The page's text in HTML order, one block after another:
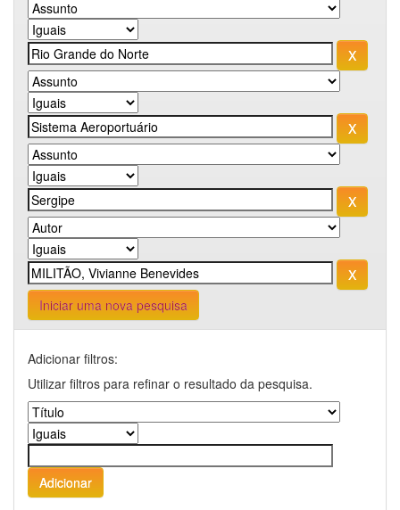
Iniciar uma nova pesquisa
Adicionar filtros:
Utilizar filtros para refinar o resultado da pesquisa.